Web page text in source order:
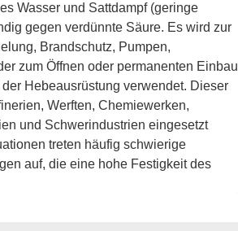
Wasser und Sattdampf (geringe
gegen verdünnte Säure. Es wird zur
Brandschutz, Pumpen,
zum Öffnen oder permanenten Einbau
Hebeausrüstung verwendet. Dieser
Werften, Chemiewerken,
und Schwerindustrien eingesetzt
treten häufig schwierige
auf, die eine hohe Festigkeit des